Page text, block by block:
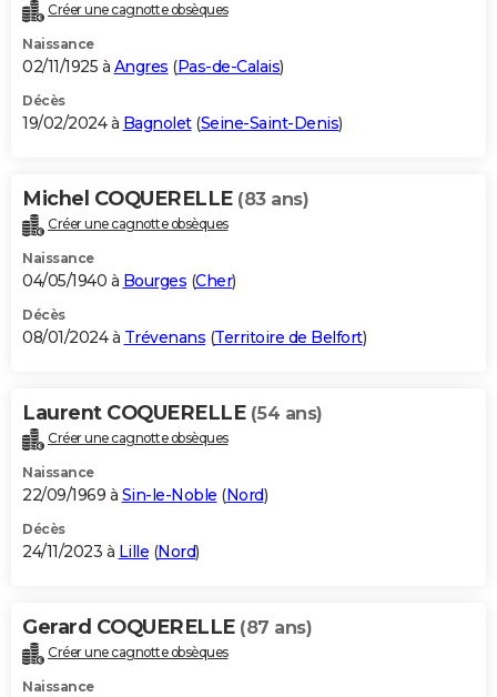
Créer une cagnotte obsèques
Naissance
02/11/1925 à Angres (Pas-de-Calais)
Décès
19/02/2024 à Bagnolet(Seine-Saint-Denis)
Michel COQUERELLE (83 ans)
Créer une cagnotte obsèques
Naissance
04/05/1940 à Bourges (Cher)
Décès
08/01/2024 à Trévenans (Territoire de Belfort)
Laurent COQUERELLE (54 ans)
Créer une cagnotte obsèques
Naissance
22/09/1969 à Sin-le-Noble (Nord)
Décès
24/11/2023 à Lille (Nord)
Gerard COQUERELLE (87 ans)
Créer une cagnotte obsèques
Naissance